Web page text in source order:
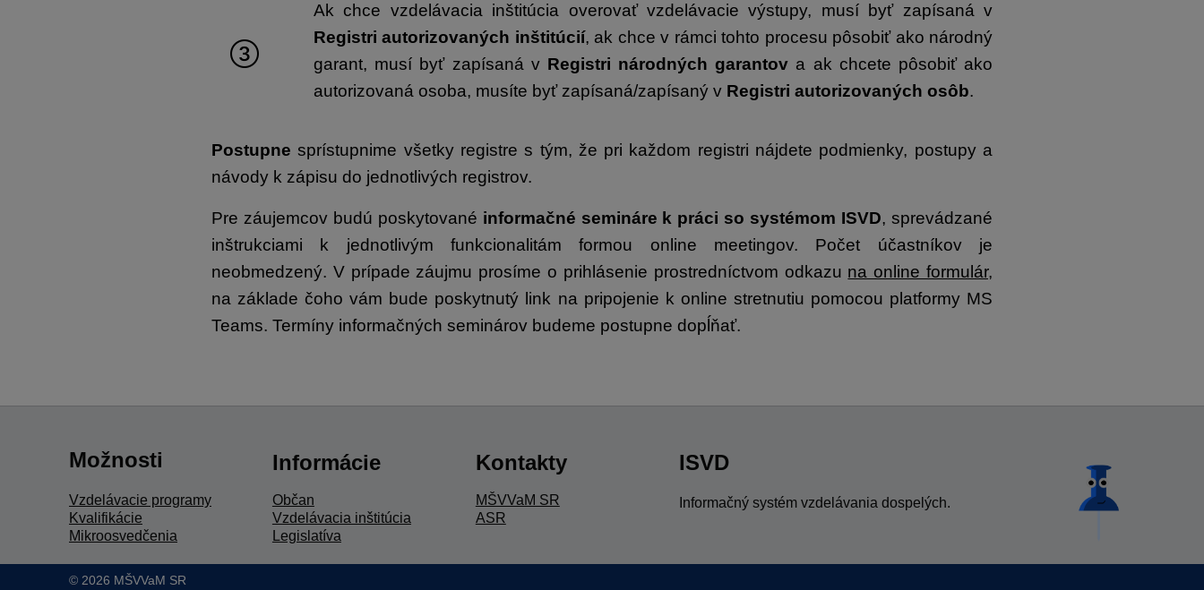
Ak chce vzdelávacia inštitúcia overovať vzdelávacie výstupy, musí byť zapísaná v
Registri autorizovaných inštitúcií, ak chce v rámci tohto procesu pôsobiť ako národný
garant, musí byť zapísaná v Registri národných garantov a ak chcete pôsobiť ako
autorizovaná osoba, musíte byť zapísaná/zapísaný v Registri autorizovaných osôb.
Postupne sprístupnime všetky registre s tým, že pri každom registri nájdete podmienky, postupy a
návody k zápisu do jednotlivých registrov.
Pre záujemcov budú poskytované informačné semináre k práci so systémom ISVD, sprevádzané
inštrukciami k jednotlivým funkcionalitám formou online meetingov. Počet účastníkov je
neobmedzený. V prípade záujmu prosíme o prihlásenie prostredníctvom odkazu na online formulár,
na základe čoho vám bude poskytnutý link na pripojenie k online stretnutiu pomocou platformy MS
Teams. Termíny informačných seminárov budeme postupne dopĺňať.
Možnosti
Vzdelávacie programy
Kvalifikácie
Mikroosvedčenia
Informácie
Občan
Vzdelávacia inštitúcia
Legislatíva
Kontakty
MŠVVaM SR
ASR
ISVD
Informačný systém vzdelávania dospelých.
© 2026 MŠVVaM SR